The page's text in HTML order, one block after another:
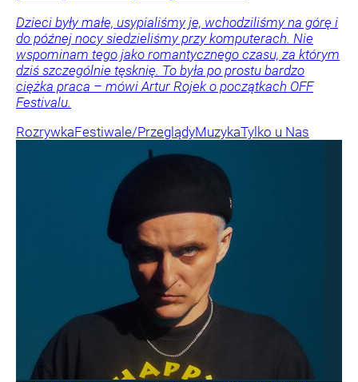
Dzieci były małe, usypialiśmy je, wchodziliśmy na górę i
do późnej nocy siedzieliśmy przy komputerach. Nie
wspominam tego jako romantycznego czasu, za którym
dziś szczególnie tęsknię. To była po prostu bardzo
ciężka praca – mówi Artur Rojek o początkach OFF
Festivalu.
RozrywkaFestiwale/PrzeglądyMuzykaTylko u Nas